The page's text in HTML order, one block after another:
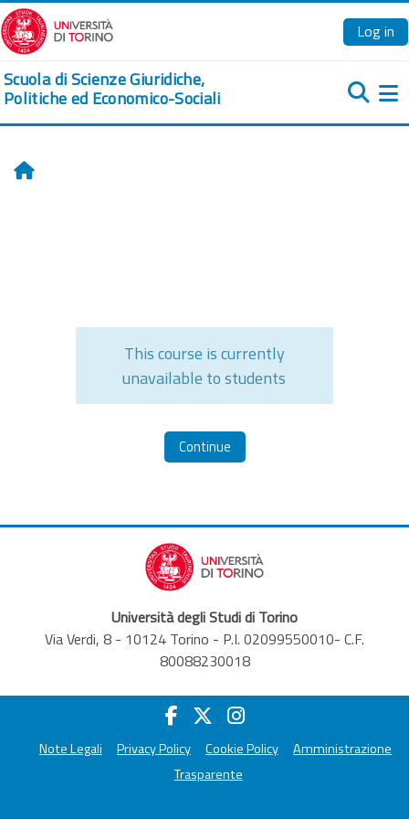
Skip to main content
Log in
Scuola di Scienze Giuridiche,
Politiche ed Economico-Sociali
Home
This course is currently
unavailable to students
Continue
Università degli Studi di Torino
Via Verdi, 8 - 10124 Torino - P.I. 02099550010- C.F.
80088230018
Note Legali Privacy Policy Cookie Policy
Amministrazione
Trasparente